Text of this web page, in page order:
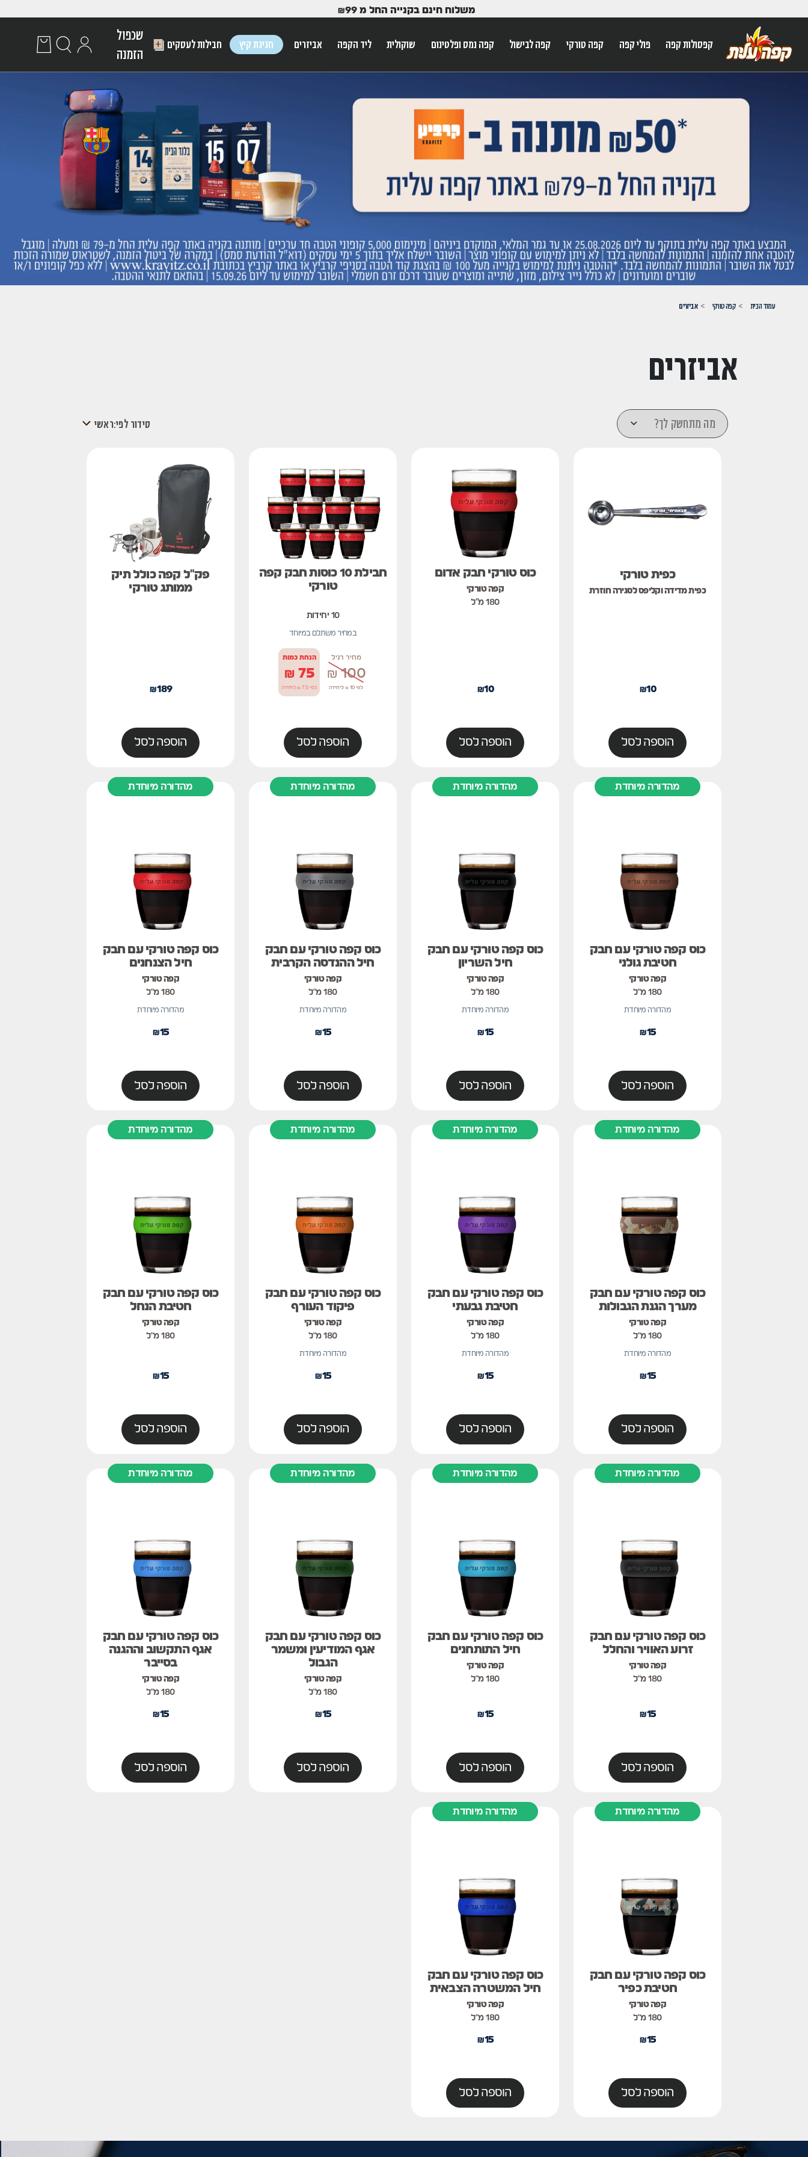
משלוח חינם בקנייה החל מ ₪99
קפסולות קפה פולי קפה קפה טורקי קפה לבישול קפה נמס ופלטינום שוקולית ליד הקפה אביזרים חגיגת קיץ חבילות לעסקים
שכפול
הזמנה
עמוד הבית קפה טורקי אביזרים
אביזרים
מה מתחשק לך? סידור לפי:ראשי
כפית טורקי
כפית מדידה וקליפס לסגירה חוזרת
10
₪
הוספה לסל
כוס טורקי חבק אדום
קפה טורקי
180 מ״ל
10
₪
הוספה לסל
חבילת 10 כוסות חבק קפה
טורקי
10 יחידות
במחיר משתלם במיוחד
מחיר רגיל
100
₪
לפי 10 ₪ ליחידה
הנחת כמות
75
₪
לפי 7.5 ₪ ליחידה
הוספה לסל
פק"ל קפה כולל תיק
ממותג טורקי
189
₪
הוספה לסל
מהדורה מיוחדת
כוס קפה טורקי עם חבק
חטיבת גולני
קפה טורקי
180 מ"ל
מהדורה מיוחדת
15
₪
הוספה לסל
מהדורה מיוחדת
כוס קפה טורקי עם חבק
חיל השריון
קפה טורקי
180 מ"ל
מהדורה מיוחדת
15
₪
הוספה לסל
מהדורה מיוחדת
כוס קפה טורקי עם חבק
חיל ההנדסה הקרבית
קפה טורקי
180 מ"ל
מהדורה מיוחדת
15
₪
הוספה לסל
מהדורה מיוחדת
כוס קפה טורקי עם חבק
חיל הצנחנים
קפה טורקי
180 מ"ל
מהדורה מיוחדת
15
₪
הוספה לסל
מהדורה מיוחדת
כוס קפה טורקי עם חבק
מערך הגנת הגבולות
קפה טורקי
180 מ"ל
מהדורה מיוחדת
15
₪
הוספה לסל
מהדורה מיוחדת
כוס קפה טורקי עם חבק
חטיבת גבעתי
קפה טורקי
180 מ"ל
מהדורה מיוחדת
15
₪
הוספה לסל
מהדורה מיוחדת
כוס קפה טורקי עם חבק
פיקוד העורף
קפה טורקי
180 מ"ל
מהדורה מיוחדת
15
₪
הוספה לסל
מהדורה מיוחדת
כוס קפה טורקי עם חבק
חטיבת הנחל
קפה טורקי
180 מ"ל
15
₪
הוספה לסל
מהדורה מיוחדת
כוס קפה טורקי עם חבק
זרוע האוויר והחלל
קפה טורקי
180 מ"ל
15
₪
הוספה לסל
מהדורה מיוחדת
כוס קפה טורקי עם חבק
חיל התותחנים
קפה טורקי
180 מ"ל
15
₪
הוספה לסל
מהדורה מיוחדת
כוס קפה טורקי עם חבק
אגף המודיעין ומשמר
הגבול
קפה טורקי
180 מ"ל
15
₪
הוספה לסל
מהדורה מיוחדת
כוס קפה טורקי עם חבק
אגף התקשוב וההגנה
בסייבר
קפה טורקי
180 מ"ל
15
₪
הוספה לסל
מהדורה מיוחדת
כוס קפה טורקי עם חבק
חטיבת כפיר
קפה טורקי
180 מ"ל
15
₪
הוספה לסל
מהדורה מיוחדת
כוס קפה טורקי עם חבק
חיל המשטרה הצבאית
קפה טורקי
180 מ"ל
15
₪
הוספה לסל